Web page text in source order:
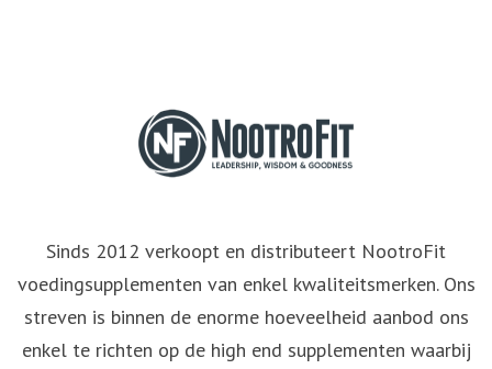
Sinds 2012 verkoopt en distributeert NootroFit
voedingsupplementen van enkel kwaliteitsmerken. Ons
streven is binnen de enorme hoeveelheid aanbod ons
enkel te richten op de high end supplementen waarbij